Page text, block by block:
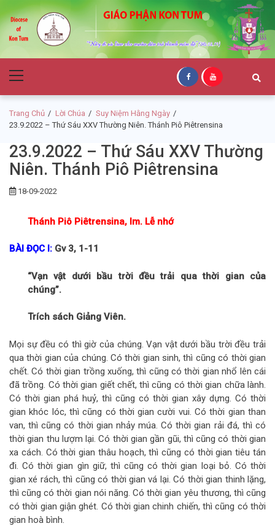
to
navigation
to
content
Giáo Phận Kon
Tum
Menu
Trang Chủ Lời Chúa
Suy Niệm Hằng Ngày
23.9.2022 – Thứ Sáu XXV Thường Niên. Thánh Piô Piêtrensina
23.9.2022 – Thứ Sáu XXV Thường
Niên. Thánh Piô Piêtrensina
18-09-2022
Thánh Piô Piêtrensina, lm. Lễ nhớ
BÀI ĐỌC I: Gv 3, 1-11
“Vạn vật dưới bầu trời đều trải qua thời gian của
chúng”.
Trích sách Giảng Viên.
Mọi sự đều có thì giờ của chúng. Vạn vật dưới bầu trời đều trải
qua thời gian của chúng. Có thời gian sinh, thì cũng có thời gian
chết. Có thời gian trồng xuống, thì cũng có thời gian nhổ lên cái
đã trồng. Có thời gian giết chết, thì cũng có thời gian chữa lành.
Có thời gian phá huỷ, thì cũng có thời gian xây dựng. Có thời
gian khóc lóc, thì cũng có thời gian cười vui. Có thời gian than
van, thì cũng có thời gian nhảy múa. Có thời gian rải đá, thì có
thời gian thu lượm lại. Có thời gian gần gũi, thì cũng có thời gian
xa cách. Có thời gian thâu hoạch, thì cũng có thời gian tiêu tán
đi. Có thời gian gìn giữ, thì cũng có thời gian loại bỏ. Có thời
gian xé rách, thì cũng có thời gian vá lại. Có thời gian thinh lặng,
thì cũng có thời gian nói năng. Có thời gian yêu thương, thì cũng
có thời gian giận ghét. Có thời gian chinh chiến, thì cũng có thời
gian hoà bình.